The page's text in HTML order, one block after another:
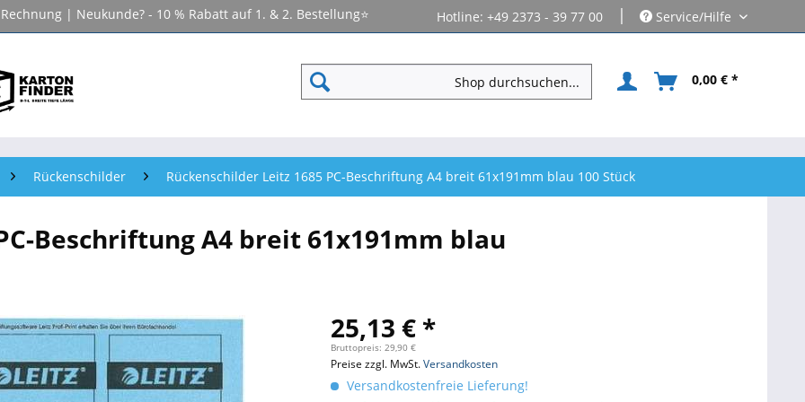
| Neukunde? - 10 % Rabatt auf 1. & 2. Bestellung⭐ Hotline: +49 2373 - 39 77 00 | Service/Hilfe
0,00 € *
Rückenschilder Rückenschilder Leitz 1685 PC-Beschriftung A4 breit 61x191mm blau 100 Stück
Beschriftung A4 breit 61x191mm blau
25,13 € *
Bruttopreis: 29,90 €
Preise zzgl. MwSt.Versandkosten
Versandkostenfreie Lieferung!